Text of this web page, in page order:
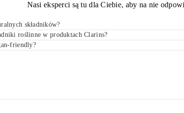
Nasi eksperci są tu dla Ciebie, aby na nie
składników?
roślinne w produktach Clarins?
friendly?